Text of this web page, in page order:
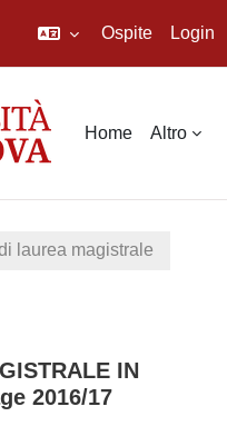
Ospite Login
Home Altro
laurea magistrale
IN
2016/17